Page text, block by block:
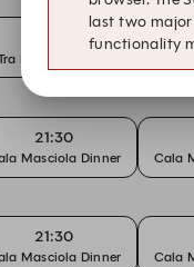
Mare e Musica
21:30
Masciola Dinner Cala
21:30
Masciola Dinner Cala
last two major
functionality